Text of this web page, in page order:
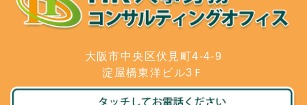
大阪市中央区伏見町4-4-9
淀屋橋東洋ビル3Ｆ